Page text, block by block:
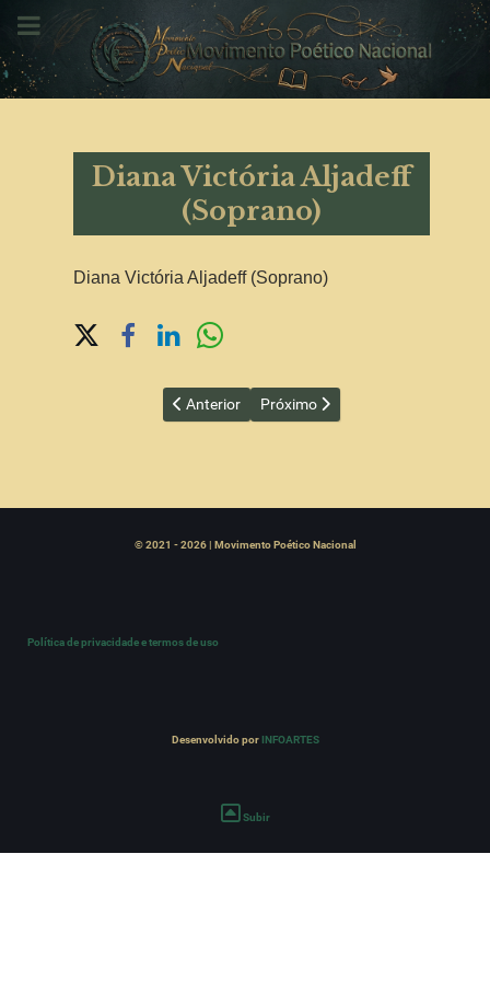
Diana Victória Aljadeff
(Soprano)
Diana Victória Aljadeff (Soprano)
Share on Social Media
Artigo anterior: Cyntia Theodoro Porto (Poeta
Anterior Próximo artigo: Domitilla Borges
Próximo
© 2021 - 2026 | Movimento Poético Nacional
Política de privacidade e termos de uso
Desenvolvido por INFOARTES
Subir